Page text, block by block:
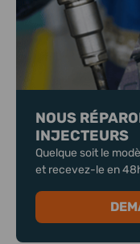
NOUS
INJECTEURS
Quelque soit le
et recevez-le en